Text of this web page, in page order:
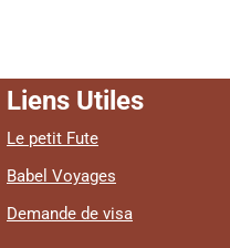
Liens Utiles
Le petit Fute
Babel Voyages
Demande de visa